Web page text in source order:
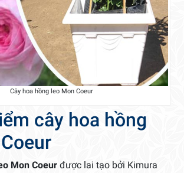
Cây hoa hồng leo Mon Coeur
cây hoa hồng
Mon Coeur được lai tạo bởi Kimura